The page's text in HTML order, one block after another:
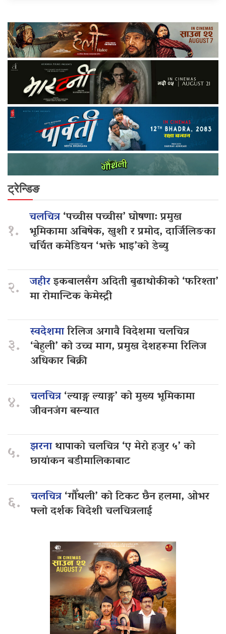
ट्रेन्डिङ
१.
चलचित्र‘पच्चीस पच्चीस’ घोषणा: प्रमुख
भूमिकामा अबिषेक, खुशी र प्रमोद, दार्जिलिङका
चर्चित कमेडियन ‘भक्ते भाइ’को डेब्यु
२. जहीरइकबालसँग अदिती बुढाथोकीको ‘फरिश्ता’
मा रोमान्टिक केमेस्ट्री
३.
स्वदेशमारिलिज अगावै विदेशमा चलचित्र
‘बेहुली’ को उच्च माग, प्रमुख देशहरूमा रिलिज
अधिकार बिक्री
४. चलचित्र‘ल्याङ्ग ल्याङ्ग’ को मुख्य भूमिकामा
जीवनजंग बस्न्यात
५. झरनाथापाको चलचित्र ‘ए मेरो हजुर ५’ को
छायांकन बडीमालिकाबाट
६. चलचित्र‘गौँथली’ को टिकट छैन हलमा, ओभर
फ्लो दर्शक विदेशी चलचित्रलाई